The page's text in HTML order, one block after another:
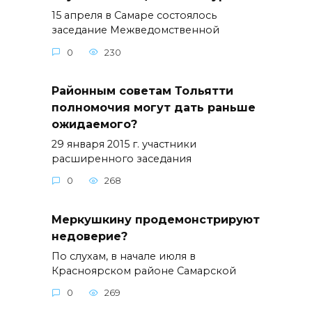
15 апреля в Самаре состоялось
заседание Межведомственной
0 230
Районным советам Тольятти
полномочия могут дать раньше
ожидаемого?
29 января 2015 г. участники
расширенного заседания
0 268
Меркушкину продемонстрируют
недоверие?
По слухам, в начале июля в
Красноярском районе Самарской
0 269